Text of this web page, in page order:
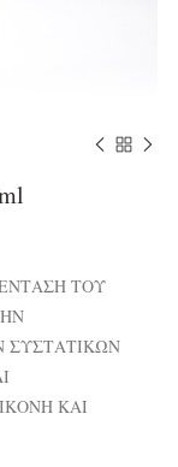
ΤΟΥ
ΣΥΣΤΑΤΙΚΩΝ
ΚΑΙ